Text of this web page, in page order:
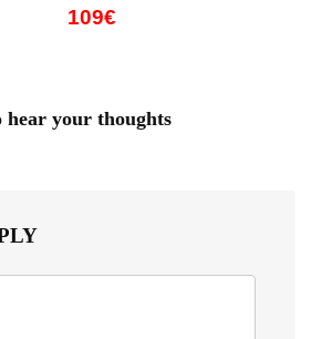
109€
hear your thoughts